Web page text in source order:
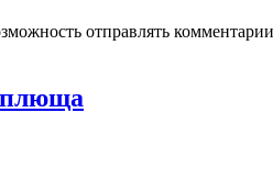
отправлять комментарии
плюща